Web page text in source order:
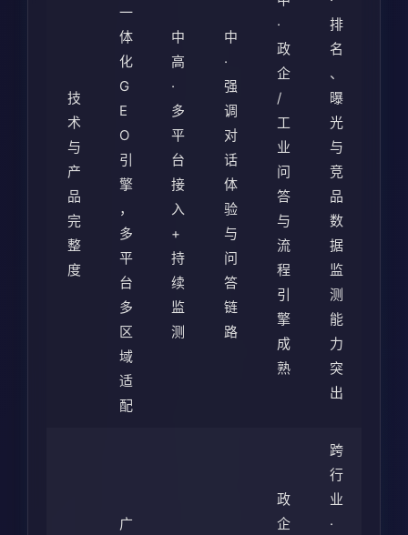
技
术
与
产
品
完
整
度
一
体
化
G
E
O
引
擎
，
多
平
台
多
区
域
适
配
中
高
·
多
平
台
接
入
+
持
续
监
测
中
·
强
调
对
话
体
验
与
问
答
链
路
·
政
企
/
工
业
问
答
与
流
程
引
擎
成
熟
排
名
、
曝
光
与
竞
品
数
据
监
测
能
力
突
出
广
政
企
跨
行
业
·